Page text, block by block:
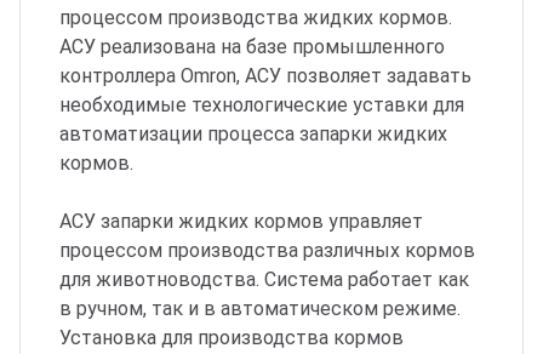
процессом производства жидких кормов.
АСУ реализована на базе промышленного
контроллера Omron, АСУ позволяет задавать
необходимые технологические уставки для
автоматизации процесса запарки жидких
кормов.
АСУ запарки жидких кормов управляет
процессом производства различных кормов
для животноводства. Система работает как
в ручном, так и в автоматическом режиме.
Установка для производства кормов